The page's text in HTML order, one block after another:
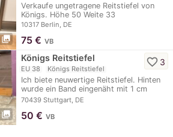
photo_library
Verkaufe ungetragene Reitstiefel von
Königs. Höhe 50 Weite 33
10317 Berlin, DE
75 € VB
photo_library
Königs Reitstiefel
EU 38 Königs Reitstiefel
Ich biete neuwertige Reitstiefel. Hinten
wurde ein Band eingenäht mit 1 cm
Breite.…
70439 Stuttgart, DE
favorite_border 3
50 € VB